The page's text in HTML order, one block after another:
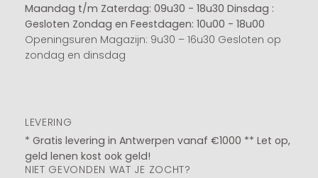
Maandag t/m Zaterdag: 09u30 - 18u30 Dinsdag :
Gesloten Zondag en Feestdagen: 10u00 - 18u00
Openingsuren Magazijn: 9u30 – 16u30 Gesloten op
zondag en dinsdag
LEVERING
* Gratis levering in Antwerpen vanaf €1000 ** Let op,
geld lenen kost ook geld!
NIET GEVONDEN WAT JE ZOCHT?